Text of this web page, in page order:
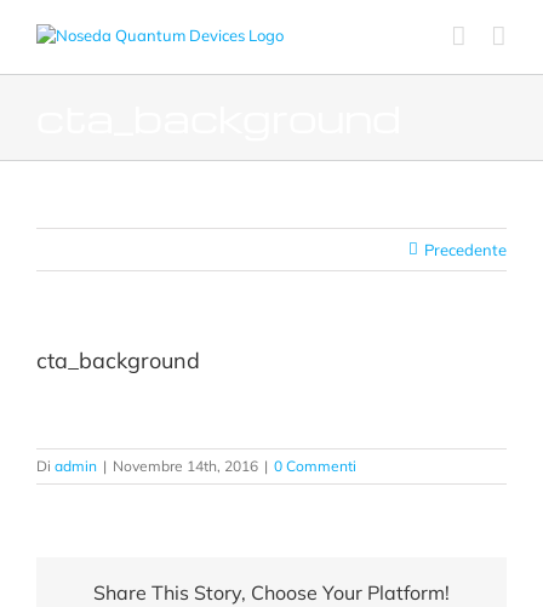
Precedente
cta_background
Di admin | Novembre 14th, 2016 | 0 Commenti
Share This Story, Choose Your Platform!